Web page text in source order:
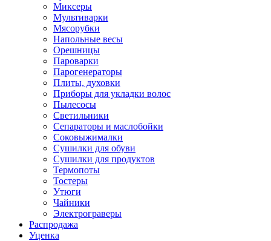
Миксеры
Мультиварки
Мясорубки
Напольные весы
Орешницы
Пароварки
Парогенераторы
Плиты, духовки
Приборы для укладки волос
Пылесосы
Светильники
Сепараторы и маслобойки
Соковыжималки
Сушилки для обуви
Сушилки для продуктов
Термопоты
Тостеры
Утюги
Чайники
Электрограверы
Распродажа
Уценка